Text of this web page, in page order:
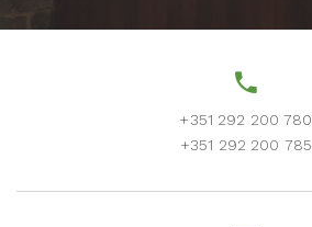
+351 292 200 780
+351 292 200 785